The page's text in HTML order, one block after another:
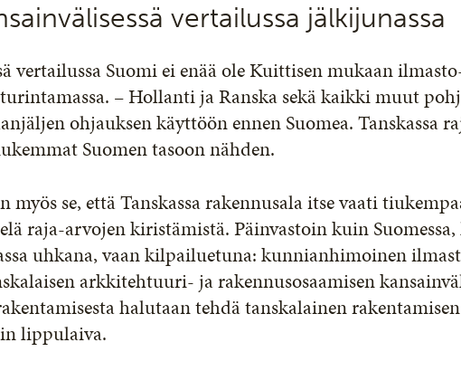
vertailussa jälkijunassa
vertailussa Suomi ei enää ole Kuittisen mukaan
– Hollanti ja Ranska sekä kaikki muut
ohjauksen käyttöön ennen Suomea. Tanskassa
Suomen tasoon nähden.
myös se, että Tanskassa rakennusala itse vaati
raja-arvojen kiristämistä. Päinvastoin kuin
uhkana, vaan kilpailuetuna: kunnianhimoinen
arkkitehtuuri- ja rakennusosaamisen
halutaan tehdä tanskalainen
lippulaiva.